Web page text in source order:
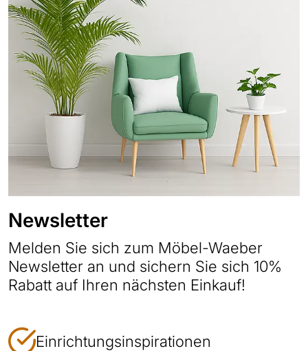
Newsletter
Melden Sie sich zum Möbel-Waeber
Newsletter an und sichern Sie sich 10%
Rabatt auf Ihren nächsten Einkauf!
Einrichtungsinspirationen